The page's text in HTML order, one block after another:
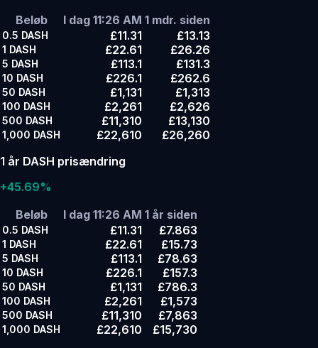
Beløb
I dag 11:26 AM 1 mdr. siden
0.5 DASH £11.31 £13.13
1 DASH £22.61 £26.26
5 DASH £113.1 £131.3
10 DASH £226.1 £262.6
50 DASH £1,131 £1,313
100 DASH £2,261 £2,626
500 DASH £11,310 £13,130
1,000 DASH £22,610
£26,260
1 år DASH prisændring
+45.69%
Beløb
I dag 11:26 AM 1 år siden
0.5 DASH £11.31 £7.863
1 DASH £22.61 £15.73
5 DASH £113.1 £78.63
10 DASH £226.1 £157.3
50 DASH £1,131 £786.3
100 DASH £2,261 £1,573
500 DASH £11,310 £7,863
1,000 DASH £22,610
£15,730